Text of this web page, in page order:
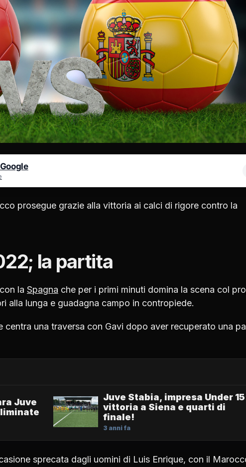
prosegue grazie alla vittoria ai calci di rigore contro la
la partita
la Spagna che per i primi minuti domina la scena col
alla lunga e guadagna campo in contropiede.
centra una traversa con Gavi dopo aver recuperato una
Juve
Juve Stabia, impresa Under
vittoria a Siena e quarti di
finale!
3 anni fa
sprecata dagli uomini di Luis Enrique, con il